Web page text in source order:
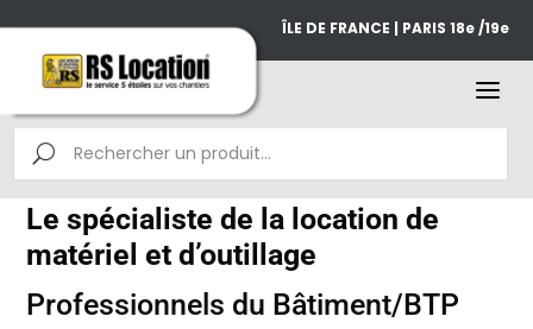
ÎLE DE FRANCE | PARIS 18e /19e
Le spécialiste de la location de
matériel et d’outillage
Professionnels du Bâtiment/BTP